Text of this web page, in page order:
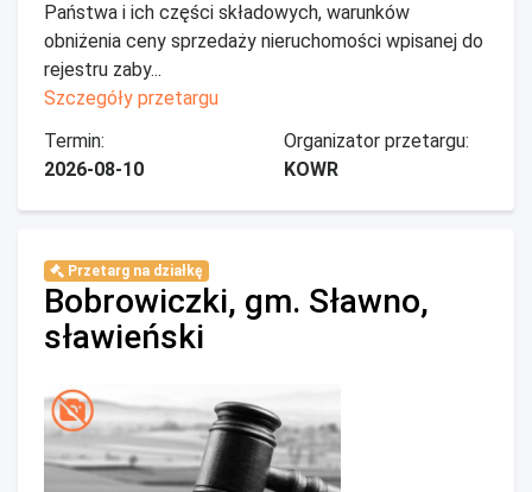
Państwa i ich części składowych, warunków
obniżenia ceny sprzedaży nieruchomości wpisanej do
rejestru zaby...
Szczegóły przetargu
Termin:
2026-08-10
Organizator przetargu:
KOWR
Przetarg na działkę
Bobrowiczki, gm. Sławno,
sławieński